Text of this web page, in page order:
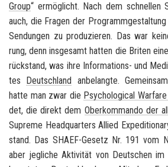
Group“ er­mög­licht. Nach dem schnel­len
auch, die Fra­gen der
Sen­dun­gen zu pro­du­zie­ren. Das war
rung, denn ins­ge­samt hat­ten die Bri­ten
rück­stand, was ihre Informations-​ und
tes Deutsch­land an­be­lang­te.
hatte man zwar die Psy­cho­lo­gi­cal
det, die di­rekt dem Ober­kom­man­do der
Su­pre­me Head­quar­ters Al­lied
stand. Das SHAEF-​Gesetz Nr. 191 vom
aber jeg­li­che Ak­ti­vi­tät von Deut­schen